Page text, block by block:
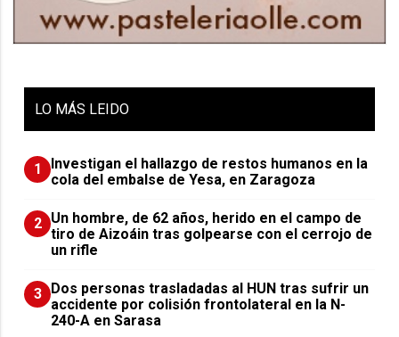
LO MÁS LEIDO
1
Investigan el hallazgo de restos humanos en la
cola del embalse de Yesa, en Zaragoza
2 Un hombre, de 62 años, herido en el campo de
tiro de Aizoáin tras golpearse con el cerrojo de
un rifle
3 ​Dos personas trasladadas al HUN tras sufrir un
accidente por colisión frontolateral en la N-
240-A en Sarasa